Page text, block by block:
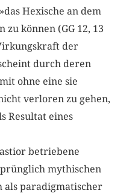
Hexische an dem
können (GG 12, 13
der
durch deren
ohne eine sie
verloren zu gehen,
Resultat eines
betriebene
mythischen
als paradigmatischer